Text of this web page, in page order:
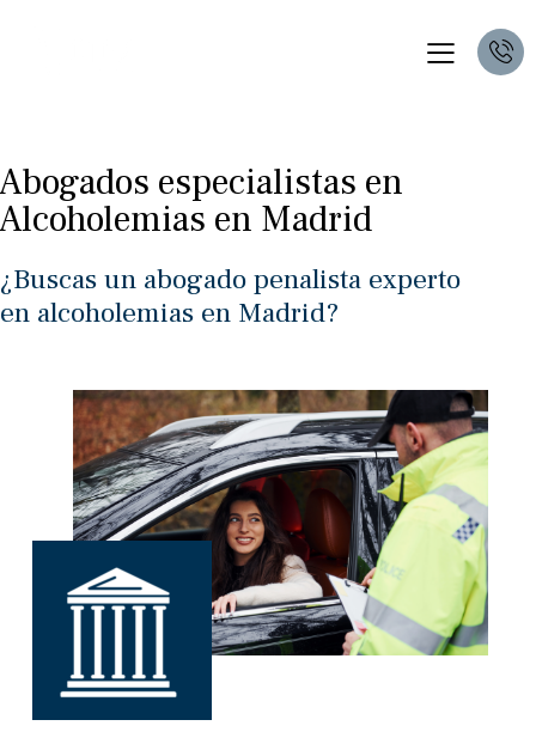
Abogados especialistas en
Alcoholemias en Madrid
¿Buscas un abogado penalista experto
en alcoholemias en Madrid?